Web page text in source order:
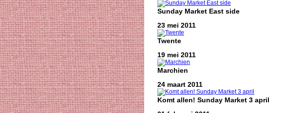
Sunday Market East side
23 mei 2011
Twente
19 mei 2011
Marchien
24 maart 2011
Komt allen! Sunday Market 3 april